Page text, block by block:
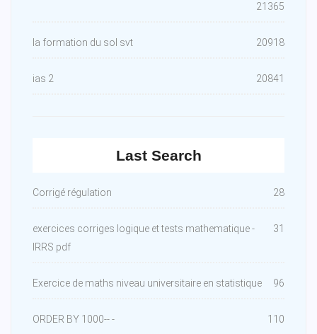
21365
la formation du sol svt 20918
ias 2 20841
Last Search
Corrigé régulation 28
exercices corriges logique et tests mathematique -
IRRS pdf
31
Exercice de maths niveau universitaire en statistique 96
ORDER BY 1000-- - 110